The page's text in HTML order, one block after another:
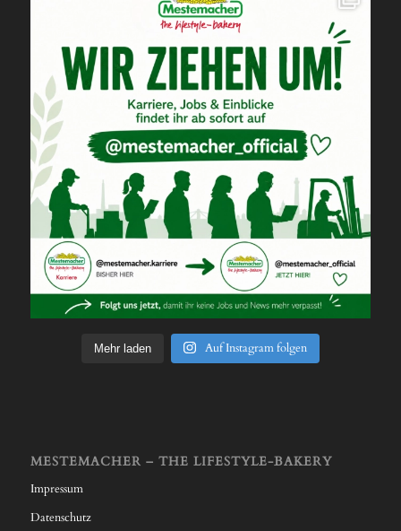
Mehr laden Auf Instagram folgen
MESTEMACHER – THE LIFESTYLE-BAKERY
Impressum
Datenschutz